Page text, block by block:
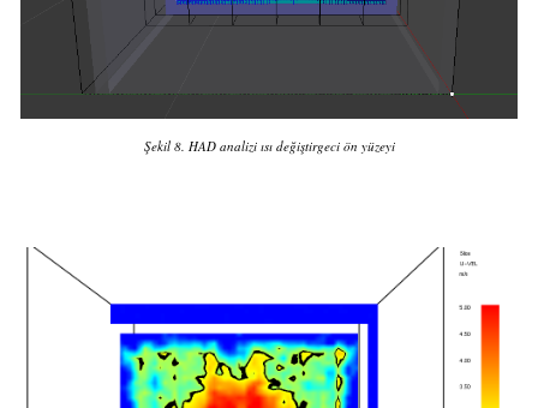
Şekil 8. HAD analizi ısı değiştirgeci ön yüzeyi